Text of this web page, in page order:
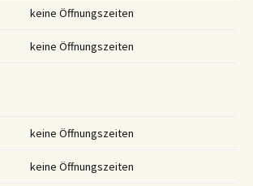
keine Öffnungszeiten
keine Öffnungszeiten
keine Öffnungszeiten
keine Öffnungszeiten